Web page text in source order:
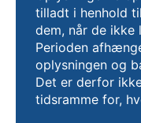
tilladt i henhold
dem, når de
Perioden
oplysningen og
Det er derfor
tidsramme for,